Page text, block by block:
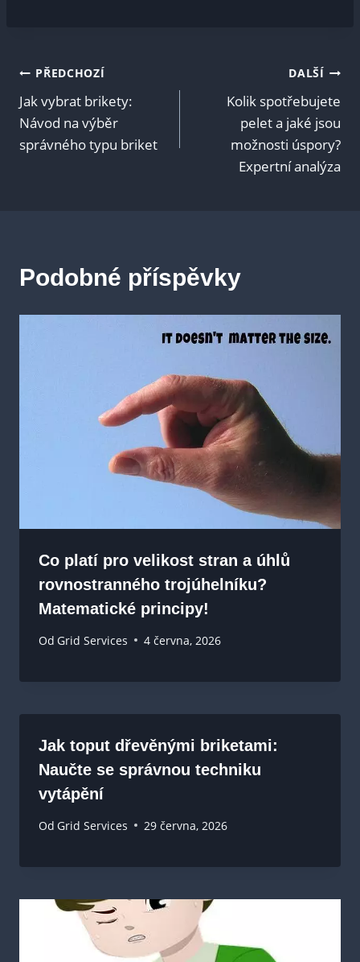
Navigace
pro
příspěvek
PŘEDCHOZÍ
Jak vybrat brikety:
Návod na výběr
správného typu briket
DALŠÍ
Kolik spotřebujete
pelet a jaké jsou
možnosti úspory?
Expertní analýza
Podobné příspěvky
Co platí pro velikost stran a úhlů
rovnostranného trojúhelníku?
Matematické principy!
Od Grid Services 4 června, 2026
Jak toput dřevěnými briketami:
Naučte se správnou techniku
vytápění
Od Grid Services 29 června, 2026